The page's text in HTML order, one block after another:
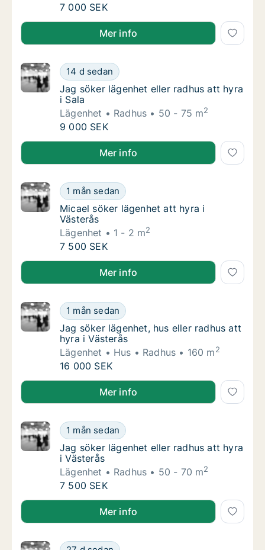
Jag söker lägenhet att hyra i Sala
7 000 SEK
Jag söker lägenhet att hyra i Sala
Mer info
Jag söker lägenhet eller radhus att hyra i
14 d sedan
Jag söker lägenhet eller radhus att hyra i
Jag söker lägenhet eller radhus att hyra
i Sala
Lägenhet
Radhus 50 - 75 m2
Jag söker lägenhet eller radhus att hyra i
9 000 SEK
Jag söker lägenhet eller radhus att hyra i Sala
Mer info
Micael söker lägenhet att hyra i Västerås
1 mån sedan
Micael söker lägenhet att hyra i Västerås
Micael söker lägenhet att hyra i
Västerås
Lägenhet
1 - 2 m2
Micael söker lägenhet att hyra i Västerås
7 500 SEK
Micael söker lägenhet att hyra i Västerås
Mer info
Jag söker lägenhet, hus eller radhus att
1 mån sedan
Jag söker lägenhet, hus eller radhus att
Jag söker lägenhet, hus eller radhus att
hyra i Västerås
Lägenhet
Hus Radhus 160 m2
Jag söker lägenhet, hus eller radhus att
16 000 SEK
Jag söker lägenhet, hus eller radhus att hyra i
Mer info
Jag söker lägenhet eller radhus att hyra i
1 mån sedan
Jag söker lägenhet eller radhus att hyra i
Jag söker lägenhet eller radhus att hyra
i Västerås
Lägenhet
Radhus 50 - 70 m2
Jag söker lägenhet eller radhus att hyra i
7 500 SEK
Jag söker lägenhet eller radhus att hyra i Västerås
Mer info
Maria söker lägenhet, hus eller radhus att